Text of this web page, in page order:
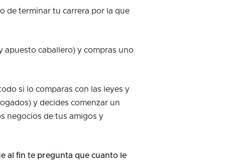
de terminar tu carrera por la que
apuesto caballero) y compras uno
si lo comparas con las leyes y
y decides comenzar un
negocios de tus amigos y
al fin te pregunta que cuanto le